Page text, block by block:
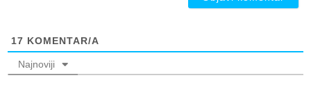
17 KOMENTAR/A
Najnoviji